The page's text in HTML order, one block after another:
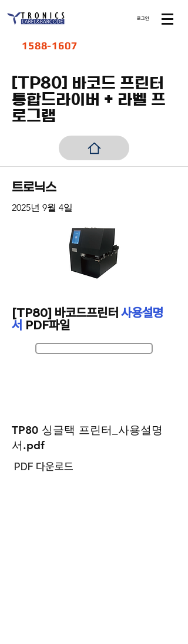
로그인
1588-1607
[TP80] 바코드 프린터
​통합드라이버 + 라벨 프
로그램
트로닉스
2025년 9월 4일
[TP80] 바코드프린터 사용설명
서 PDF파일
TP80 싱글택 프린터_사용설명
서.pdf
PDF 다운로드